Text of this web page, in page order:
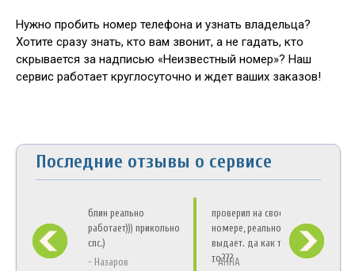
Нужно пробить номер телефона и узнать владельца?
Хотите сразу знать, кто вам звонит, а не гадать, кто
скрывается за надписью «Неизвестный номер»? Наш
сервис работает круглосуточно и ждет ваших заказов!
Последние отзывы о сервисе
блин реально
работает))) прикольно
спс.)
- Назаров
проверил на своем
номере, реально
выдает. да как так-
то???
- АННА